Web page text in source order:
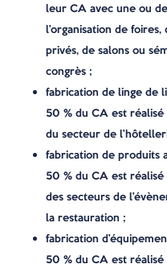
leur CA avec une ou
l’organisation de
privés, de salons ou
congrès ;
fabrication de linge de
50 % du CA est
du secteur de
fabrication de produits
50 % du CA est
des secteurs de
la restauration ;
fabrication
50 % du CA est